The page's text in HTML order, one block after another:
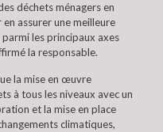
déchets ménagers en
assurer une meilleure
les principaux axes
la responsable.
la mise en œuvre
à tous les niveaux avec un
et la mise en place
climatiques,